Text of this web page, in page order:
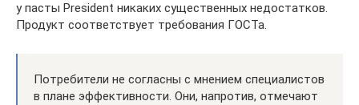
у пасты President никаких существенных недостатков.
Продукт соответствует требования ГОСТа.
Потребители не согласны с мнением специалистов
в плане эффективности. Они, напротив, отмечают